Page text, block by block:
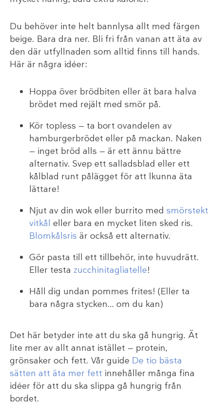
Du behöver inte helt bannlysa allt med färgen
beige. Bara dra ner. Bli fri från vanan att äta av
den där utfyllnaden som alltid finns till hands.
Här är några idéer:
Hoppa över brödbiten eller ät bara halva
brödet med rejält med smör på.
Kör topless — ta bort ovandelen av
hamburgerbrödet eller på mackan. Naken
— inget bröd alls — är ett ännu bättre
alternativ. Svep ett salladsblad eller ett
kålblad runt pålägget för att lkunna äta
lättare!
Njut av din wok eller burrito med smörstekt
vitkål eller bara en mycket liten sked ris.
Blomkålsris är också ett alternativ.
Gör pasta till ett tillbehör, inte huvudrätt.
Eller testa zucchinitagliatelle!
Håll dig undan pommes frites! (Eller ta
bara några stycken… om du kan)
Det här betyder inte att du ska gå hungrig. Ät
lite mer av allt annat istället — protein,
grönsaker och fett. Vår guide De tio bästa
sätten att äta mer fett innehåller många fina
idéer för att du ska slippa gå hungrig från
bordet.